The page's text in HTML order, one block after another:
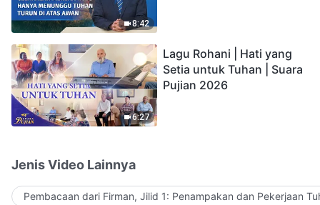
8:42
6:27
Lagu Rohani | Hati yang
Setia untuk Tuhan | Suara
Pujian 2026
Jenis Video Lainnya
Pembacaan dari Firman, Jilid 1: Penampakan dan Pekerjaan